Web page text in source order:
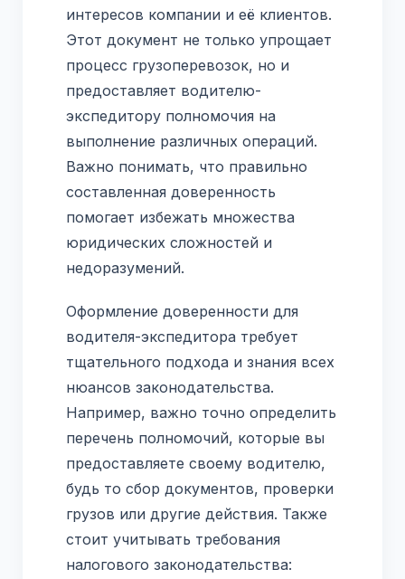
интересов компании и её клиентов.
Этот документ не только упрощает
процесс грузоперевозок, но и
предоставляет водителю-
экспедитору полномочия на
выполнение различных операций.
Важно понимать, что правильно
составленная доверенность
помогает избежать множества
юридических сложностей и
недоразумений.
Оформление доверенности для
водителя-экспедитора требует
тщательного подхода и знания всех
нюансов законодательства.
Например, важно точно определить
перечень полномочий, которые вы
предоставляете своему водителю,
будь то сбор документов, проверки
грузов или другие действия. Также
стоит учитывать требования
налогового законодательства: